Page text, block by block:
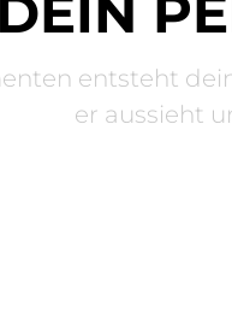
entsteht
er aussieht